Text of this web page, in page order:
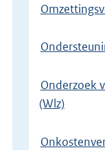
Onderzoek
(Wlz)